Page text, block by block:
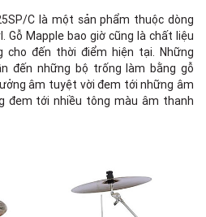
C là một sản phẩm thuộc dòng
Gỗ Mapple bao giờ cũng là chất liệu
đến thời điểm hiện tại. Những
đến những bộ trống làm bằng gỗ
âm tuyệt vời đem tới những âm
đem tới nhiều tông màu âm thanh